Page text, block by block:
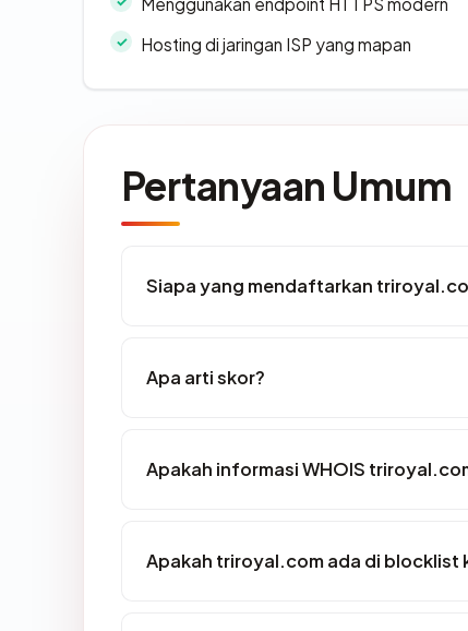
Hosting di jaringan ISP yang mapan
Pertanyaan Umum
Siapa yang mendaftarkan
Apa arti skor?
Apakah informasi WHOIS
Apakah triroyal.com ada di blocklist